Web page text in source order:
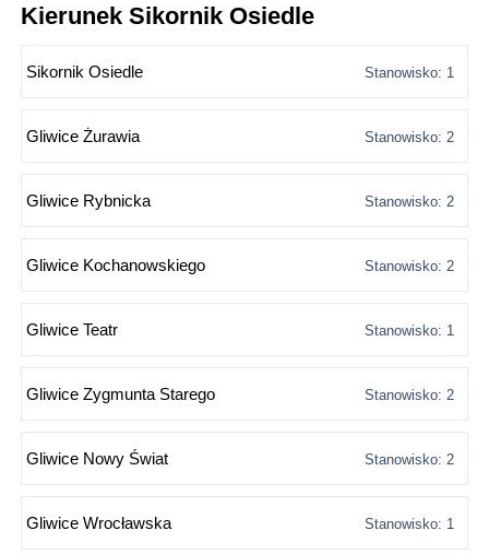
Kierunek Sikornik Osiedle
Sikornik Osiedle Stanowisko: 1
Gliwice Żurawia Stanowisko: 2
Gliwice Rybnicka Stanowisko: 2
Gliwice Kochanowskiego Stanowisko: 2
Gliwice Teatr Stanowisko: 1
Gliwice Zygmunta Starego Stanowisko: 2
Gliwice Nowy Świat Stanowisko: 2
Gliwice Wrocławska Stanowisko: 1